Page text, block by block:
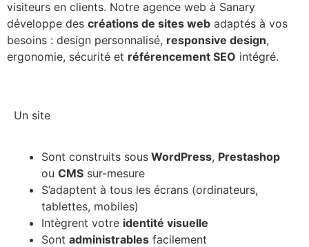
visiteurs en clients. Notre agence web à Sanary
développe des créations de sites web adaptés à vos
besoins : design personnalisé, responsive design,
ergonomie, sécurité et référencement SEO intégré.
Un site
Sont construits sous WordPress, Prestashop
ou CMS sur-mesure
S’adaptent à tous les écrans (ordinateurs,
tablettes, mobiles)
Intègrent votre identité visuelle
Sont administrables facilement